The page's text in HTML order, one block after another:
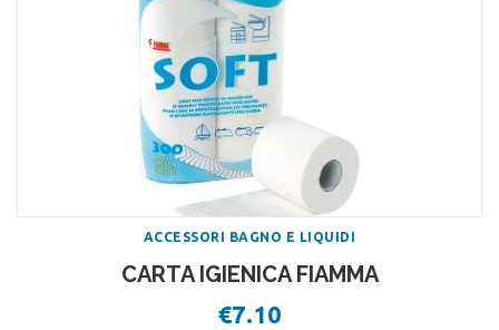
ACCESSORI BAGNO E LIQUIDI
CARTA IGIENICA FIAMMA
€7.10